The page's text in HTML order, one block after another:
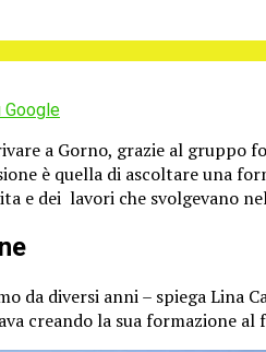
Google
a Gorno, grazie al gruppo
è quella di ascoltare
e dei lavori che svolgevano
da diversi anni – spiega Lina
creando la sua formazione